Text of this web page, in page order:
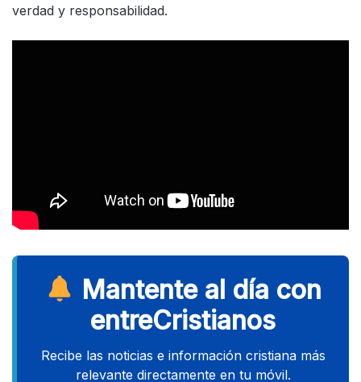
verdad y responsabilidad.
Mantente al día con
entreCristianos
Recibe las noticias e información cristiana más
relevante directamente en tu móvil.